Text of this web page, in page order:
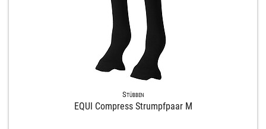
Stübben
EQUI Compress Strumpfpaar M